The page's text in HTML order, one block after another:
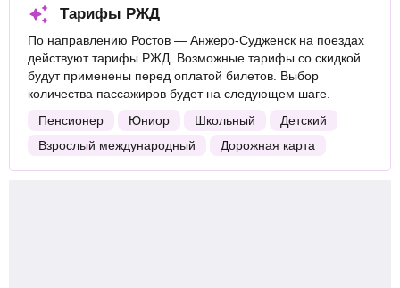
Тарифы РЖД
По направлению Ростов — Анжеро-Судженск на поездах
действуют тарифы РЖД. Возможные тарифы со скидкой
будут применены перед оплатой билетов. Выбор
количества пассажиров будет на следующем шаге.
Пенсионер
Юниор Школьный
Детский
Взрослый международный
Дорожная карта